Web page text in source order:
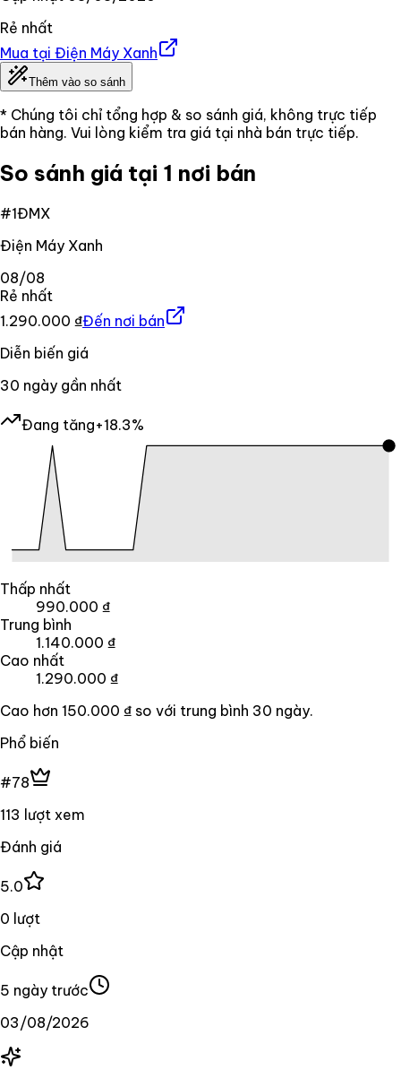
Rẻ nhất
Mua tại Điện Máy Xanh
Thêm vào so sánh
* Chúng tôi chỉ tổng hợp & so sánh giá, không trực tiếp
bán hàng. Vui lòng kiểm tra giá tại nhà bán trực tiếp.
So sánh giá tại 1 nơi bán
#1ĐMX
Điện Máy Xanh
08/08
Rẻ nhất
1.290.000 ₫Đến nơi bán
Diễn biến giá
30 ngày gần nhất
Đang tăng+18.3%
Thấp nhất
990.000 ₫
Trung bình
1.140.000 ₫
Cao nhất
1.290.000 ₫
Cao hơn 150.000 ₫ so với trung bình 30 ngày.
Phổ biến
#78
113 lượt xem
Đánh giá
5.0
0 lượt
Cập nhật
5 ngày trước
03/08/2026